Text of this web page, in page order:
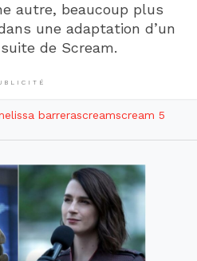
autre, beaucoup plus
une adaptation d’un
de Scream.
barrerascreamscream 5